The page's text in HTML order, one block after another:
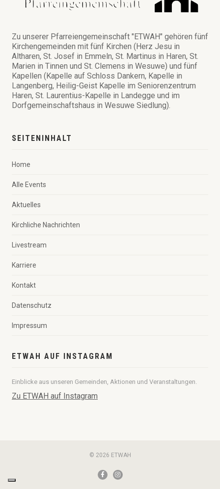
Zu unserer Pfarreiengemeinschaft "ETWAH" gehören fünf
Kirchengemeinden mit fünf Kirchen (Herz Jesu in
Altharen, St. Josef in Emmeln, St. Martinus in Haren, St.
Marien in Tinnen und St. Clemens in Wesuwe) und fünf
Kapellen (Kapelle auf Schloss Dankern, Kapelle in
Langenberg, Heilig-Geist Kapelle im Seniorenzentrum
Haren, St. Laurentius-Kapelle in Landegge und im
Dorfgemeinschaftshaus in Wesuwe Siedlung).
SEITENINHALT
Home
Alle Events
Aktuelles
Kirchliche Nachrichten
Livestream
Karriere
Kontakt
Datenschutz
Impressum
ETWAH AUF INSTAGRAM
Einblicke aus unseren Gemeinden, Aktionen und Veranstaltungen.
Zu ETWAH auf Instagram
© 2026 ETWAH